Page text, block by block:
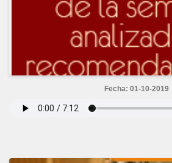
Fecha: 01-10-2019